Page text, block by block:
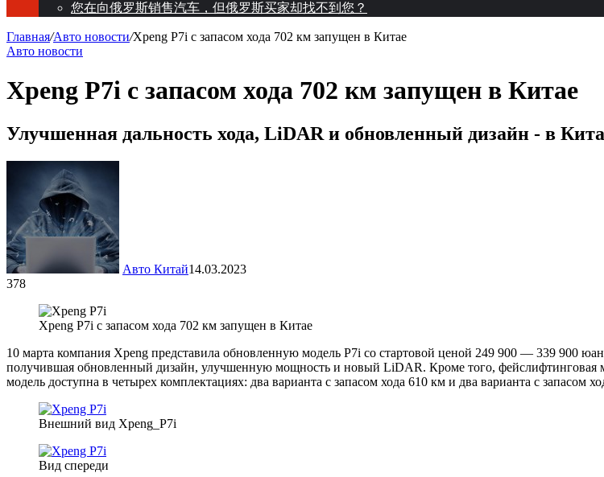
您在向俄罗斯销售汽车，但俄罗斯买家却找不到您？
Главная/Авто новости/Xpeng P7i с запасом хода 702 км запущен в Китае
Авто новости
Xpeng P7i с запасом хода 702 км запущен в Китае
Улучшенная дальность хода, LiDAR и обновленный дизайн - в
Авто Китай14.03.2023
378
Xpeng P7i с запасом хода 702 км запущен в Китае
10 марта компания Xpeng представила обновленную модель P7i со стартовой ценой 249 900 — 339 900
получившая обновленный дизайн, улучшенную мощность и новый LiDAR. Кроме того, фейслифтинговая
модель доступна в четырех комплектациях: два варианта с запасом хода 610 км и два варианта с запасом
Внешний вид Xpeng_P7i
Вид спереди